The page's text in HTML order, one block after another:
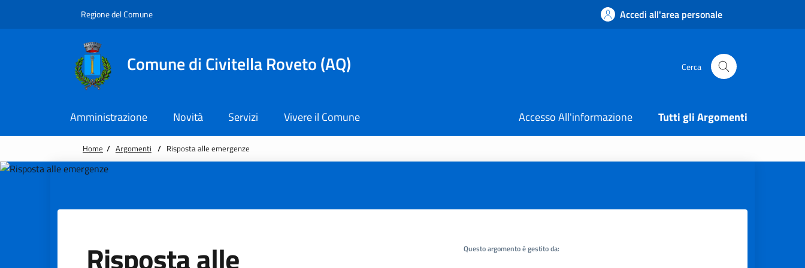
Regione del Comune Accedi all'area personale
Comune di Civitella Roveto (AQ) Cerca
Amministrazione Novità Servizi Vivere il Comune Accesso All'informazione Tutti gli Argomenti
Home / Argomenti / Risposta alle emergenze
Questo argomento è gestito da: